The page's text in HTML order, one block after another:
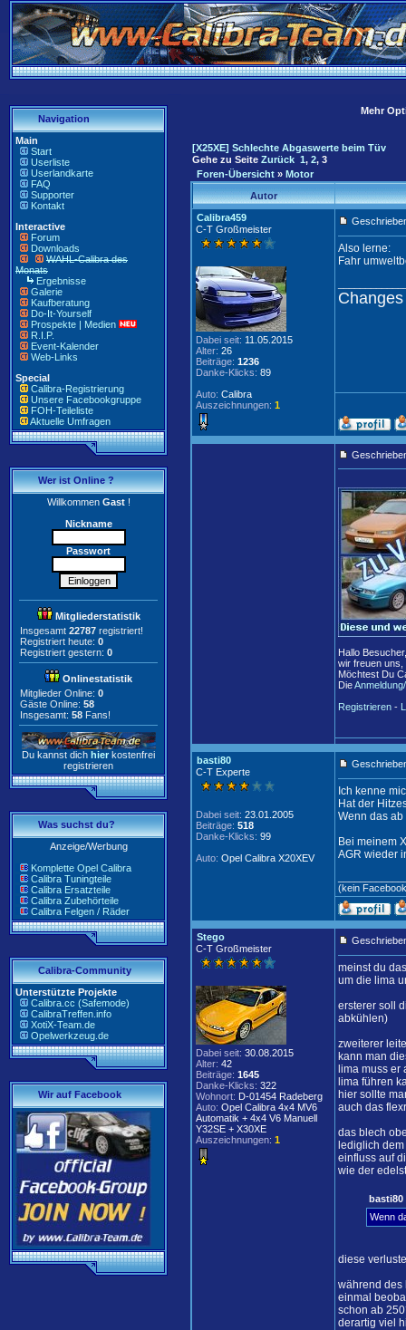
Navigation
Main
Start
Userliste
Userlandkarte
FAQ
Supporter
Kontakt
Interactive
Forum
Downloads
WAHL-Calibra des
Monats
Ergebnisse
Galerie
Kaufberatung
Do-It-Yourself
Prospekte | Medien
R.I.P.
Event-Kalender
Web-Links
Special
Calibra-Registrierung
Unsere Facebookgruppe
FOH-Teileliste
Aktuelle Umfragen
Wer ist Online ?
WillkommenGast!
Nickname
Passwort
Mitgliederstatistik
Insgesamt 22787 registriert!
Registriert heute: 0
Registriert gestern: 0
Onlinestatistik
Mitglieder Online: 0
Gäste Online: 58
Insgesamt: 58 Fans!
Du kannst dich hier kostenfrei
registrieren
Was suchst du?
Anzeige/Werbung
Komplette Opel Calibra
Calibra Tuningteile
Calibra Ersatzteile
Calibra Zubehörteile
Calibra Felgen / Räder
Calibra-Community
Unterstützte Projekte
Calibra.cc (Safemode)
CalibraTreffen.info
XotiX-Team.de
Opelwerkzeug.de
Wir auf Facebook
Mehr
[X25XE] Schlechte Abgaswerte beim Tüv
Gehe zu Seite Zurück 1, 2, 3
Foren-Übersicht » Motor
Autor
Calibra459
C-T Großmeister
Dabei seit: 11.05.2015
Alter: 26
Beiträge: 1236
Danke-Klicks: 89
Auto: Calibra
Auszeichnungen: 1
Also lerne:
Fahr
Hallo Besucher,
wir freuen
Möchtest Du
Die
Registrieren -
basti80
C-T Experte
Dabei seit: 23.01.2005
Beiträge: 518
Danke-Klicks: 99
Auto: Opel Calibra X20XEV
Ich kenne
Hat der
Wenn das ab
Bei meinem
AGR wieder
(kein
Stego
C-T Großmeister
Dabei seit: 30.08.2015
Alter: 42
Beiträge: 1645
Danke-Klicks: 322
Wohnort: D-01454 Radeberg
Auto: Opel Calibra 4x4 MV6
Automatik + 4x4 V6 Manuell
Y32SE + X30XE
Auszeichnungen: 1
meinst du
um die lima
ersterer soll
abkühlen)
zweiterer
kann man
lima muss
lima führen
hier sollte
auch das
das blech
lediglich
einfluss auf
wie der
basti80
Wenn
diese
während des
einmal
schon ab
derartig viel